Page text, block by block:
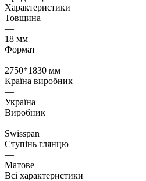
Характеристики
Товщина
—
18 мм
Формат
—
2750*1830 мм
Країна виробник
—
Україна
Виробник
—
Swisspan
Ступінь глянцю
—
Матове
Всі характеристики